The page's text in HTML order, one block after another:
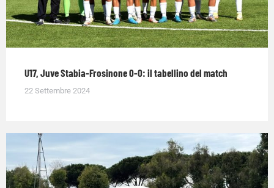
U17, Juve Stabia-Frosinone 0-0: il tabellino del match
22 Settembre 2024